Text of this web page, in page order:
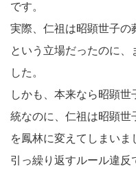
です。
実際、仁祖は昭顕世子の
という立場だったのに
した。
しかも、本来なら昭顕
統なのに、仁祖は昭顕世
を鳳林に変えてしまい
引っ繰り返すルール違反